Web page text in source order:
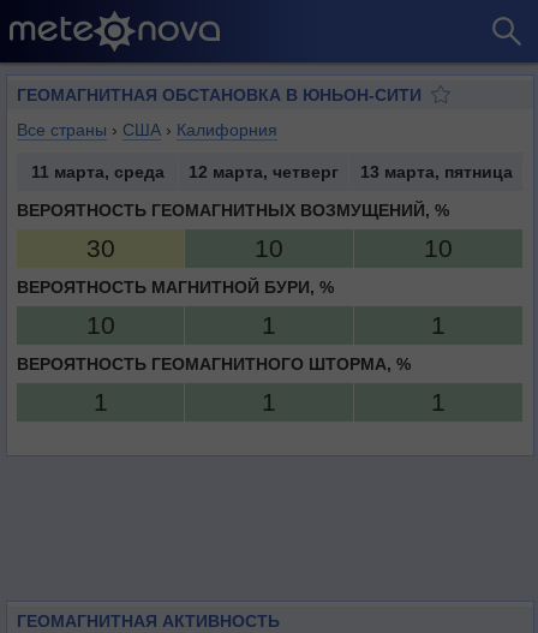
ГЕОМАГНИТНАЯ ОБСТАНОВКА В ЮНЬОН-СИТИ
Все страны › США › Калифорния
11 марта, среда 12 марта, четверг
13 марта, пятница
ВЕРОЯТНОСТЬ ГЕОМАГНИТНЫХ ВОЗМУЩЕНИЙ, %
30 10 10
ВЕРОЯТНОСТЬ МАГНИТНОЙ БУРИ, %
10 1 1
ВЕРОЯТНОСТЬ ГЕОМАГНИТНОГО ШТОРМА, %
1 1 1
ГЕОМАГНИТНАЯ АКТИВНОСТЬ